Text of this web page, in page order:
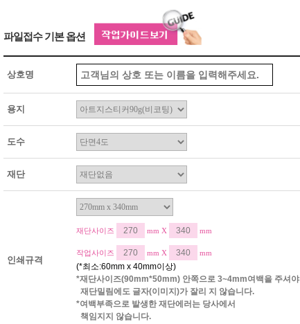
파일접수 기본 옵션
상호명
용지
도수
재단
인쇄규격
재단사이즈 mm X mm
작업사이즈 mm X mm
(*최소:60mm x 40mm이상)
*재단사이즈(90mm*50mm) 안쪽으로 3~4mm여백을 주셔야
재단밀림에도 글자(이미지)가 잘리 지 않습니다.
*여백부족으로 발생한 재단에러는 당사에서
책임지지 않습니다.